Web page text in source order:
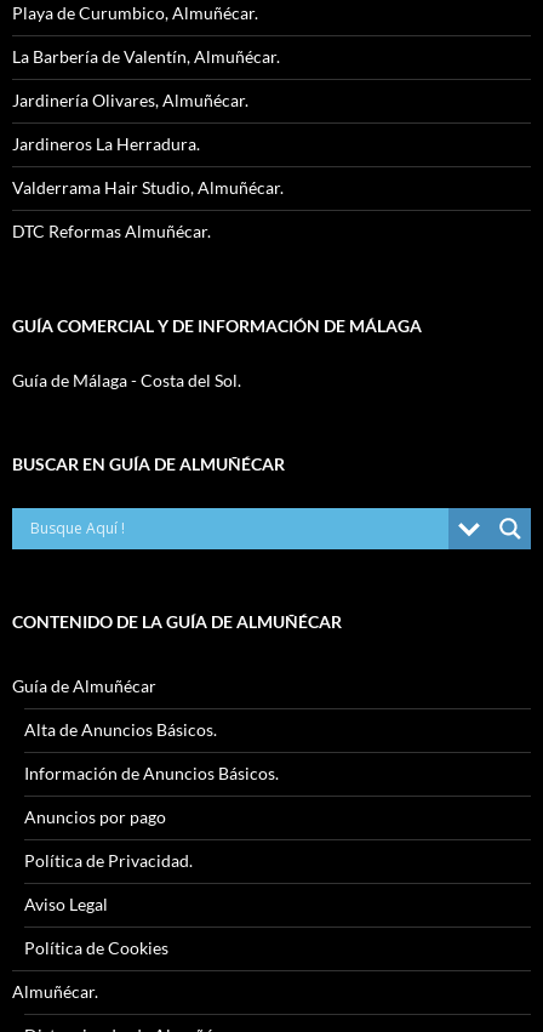
Playa de Curumbico, Almuñécar.
La Barbería de Valentín, Almuñécar.
Jardinería Olivares, Almuñécar.
Jardineros La Herradura.
Valderrama Hair Studio, Almuñécar.
DTC Reformas Almuñécar.
GUÍA COMERCIAL Y DE INFORMACIÓN DE MÁLAGA
Guía de Málaga - Costa del Sol.
BUSCAR EN GUÍA DE ALMUÑÉCAR
CONTENIDO DE LA GUÍA DE ALMUÑÉCAR
Guía de Almuñécar
Alta de Anuncios Básicos.
Información de Anuncios Básicos.
Anuncios por pago
Política de Privacidad.
Aviso Legal
Política de Cookies
Almuñécar.